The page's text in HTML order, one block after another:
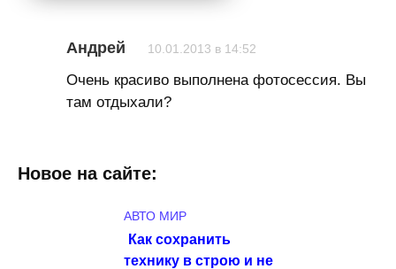
Андрей 10.01.2013 в 14:52
Очень красиво выполнена фотосессия. Вы
там отдыхали?
Новое на сайте:
АВТО МИР
Как сохранить
технику в строю и не